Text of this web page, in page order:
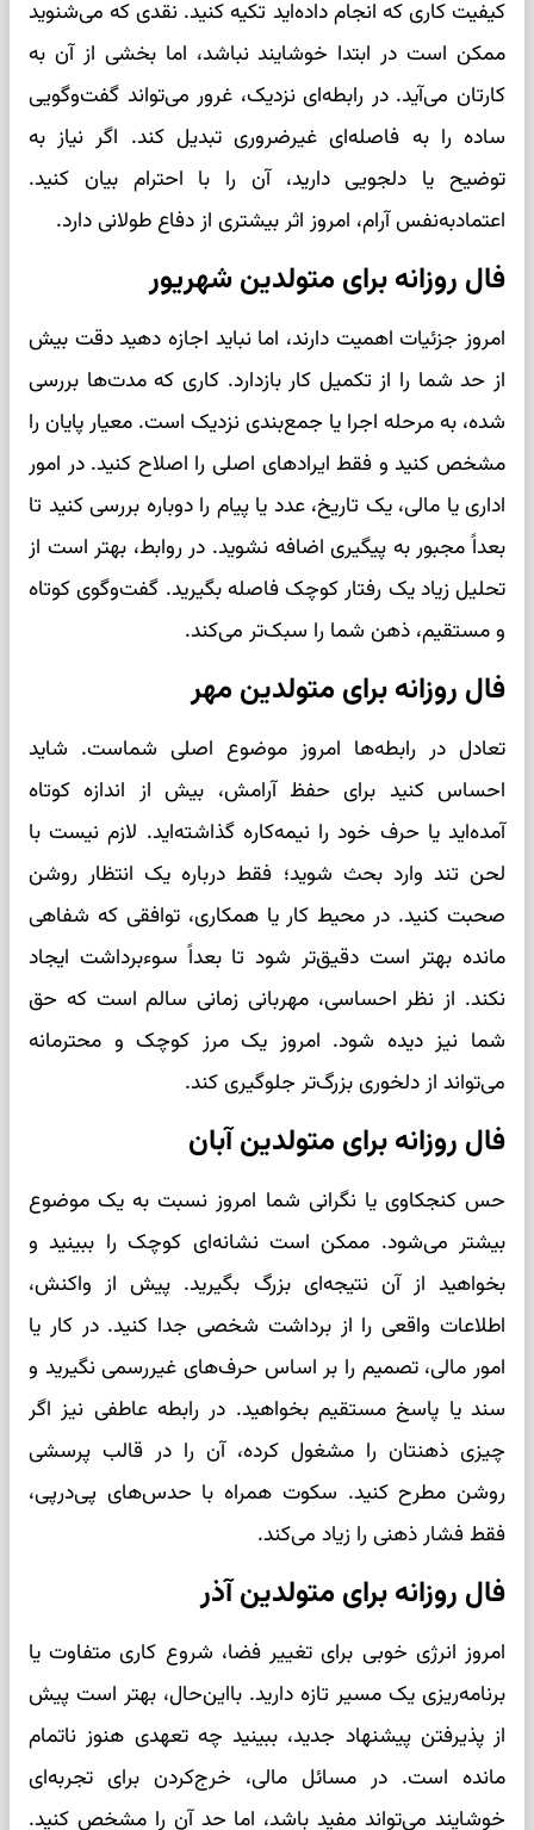
کیفیت کاری که انجام داده‌اید تکیه کنید. نقدی که می‌شنوید
ممکن است در ابتدا خوشایند نباشد، اما بخشی از آن به
کارتان می‌آید. در رابطه‌ای نزدیک، غرور می‌تواند گفت‌وگویی
ساده را به فاصله‌ای غیرضروری تبدیل کند. اگر نیاز به
توضیح یا دلجویی دارید، آن را با احترام بیان کنید.
اعتمادبه‌نفس آرام، امروز اثر بیشتری از دفاع طولانی دارد.
فال روزانه برای متولدین شهریور
امروز جزئیات اهمیت دارند، اما نباید اجازه دهید دقت بیش
از حد شما را از تکمیل کار بازدارد. کاری که مدت‌ها بررسی
شده، به مرحله اجرا یا جمع‌بندی نزدیک است. معیار پایان را
مشخص کنید و فقط ایرادهای اصلی را اصلاح کنید. در امور
اداری یا مالی، یک تاریخ، عدد یا پیام را دوباره بررسی کنید تا
بعداً مجبور به پیگیری اضافه نشوید. در روابط، بهتر است از
تحلیل زیاد یک رفتار کوچک فاصله بگیرید. گفت‌وگوی کوتاه
و مستقیم، ذهن شما را سبک‌تر می‌کند.
فال روزانه برای متولدین مهر
تعادل در رابطه‌ها امروز موضوع اصلی شماست. شاید
احساس کنید برای حفظ آرامش، بیش از اندازه کوتاه
آمده‌اید یا حرف خود را نیمه‌کاره گذاشته‌اید. لازم نیست با
لحن تند وارد بحث شوید؛ فقط درباره یک انتظار روشن
صحبت کنید. در محیط کار یا همکاری، توافقی که شفاهی
مانده بهتر است دقیق‌تر شود تا بعداً سوءبرداشت ایجاد
نکند. از نظر احساسی، مهربانی زمانی سالم است که حق
شما نیز دیده شود. امروز یک مرز کوچک و محترمانه
می‌تواند از دلخوری بزرگ‌تر جلوگیری کند.
فال روزانه برای متولدین آبان
حس کنجکاوی یا نگرانی شما امروز نسبت به یک موضوع
بیشتر می‌شود. ممکن است نشانه‌ای کوچک را ببینید و
بخواهید از آن نتیجه‌ای بزرگ بگیرید. پیش از واکنش،
اطلاعات واقعی را از برداشت شخصی جدا کنید. در کار یا
امور مالی، تصمیم را بر اساس حرف‌های غیررسمی نگیرید و
سند یا پاسخ مستقیم بخواهید. در رابطه عاطفی نیز اگر
چیزی ذهنتان را مشغول کرده، آن را در قالب پرسشی
روشن مطرح کنید. سکوت همراه با حدس‌های پی‌درپی،
فقط فشار ذهنی را زیاد می‌کند.
فال روزانه برای متولدین آذر
امروز انرژی خوبی برای تغییر فضا، شروع کاری متفاوت یا
برنامه‌ریزی یک مسیر تازه دارید. بااین‌حال، بهتر است پیش
از پذیرفتن پیشنهاد جدید، ببینید چه تعهدی هنوز ناتمام
مانده است. در مسائل مالی، خرج‌کردن برای تجربه‌ای
خوشایند می‌تواند مفید باشد، اما حد آن را مشخص کنید.